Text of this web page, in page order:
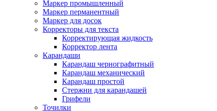
Маркер промышленный
Маркер перманентный
Маркер для досок
Корректоры для текста
Корректирующая жидкость
Корректор лента
Карандаши
Карандаш чернографитный
Карандаш механический
Карандаш простой
Стержни для карандашей
Грифели
Точилки